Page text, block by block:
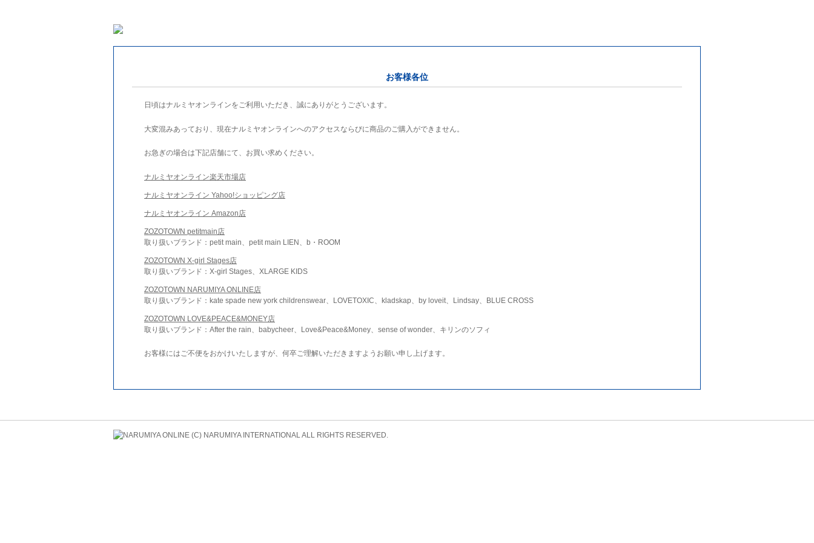
お客様各位
日頃はナルミヤオンラインをご利用いただき、誠にありがとうございます。
大変混みあっており、現在ナルミヤオンラインへのアクセスならびに商品のご購入ができません。
お急ぎの場合は下記店舗にて、お買い求めください。
ナルミヤオンライン楽天市場店
ナルミヤオンライン Yahoo!ショッピング店
ナルミヤオンライン Amazon店
ZOZOTOWN petitmain店
取り扱いブランド：petit main、petit main LIEN、b・ROOM
ZOZOTOWN X-girl Stages店
取り扱いブランド：X-girl Stages、XLARGE KIDS
ZOZOTOWN NARUMIYA ONLINE店
取り扱いブランド：kate spade new york childrenswear、LOVETOXIC、kladskap、by loveit、Lindsay、BLUE CROSS
ZOZOTOWN LOVE&PEACE&MONEY店
取り扱いブランド：After the rain、babycheer、Love&Peace&Money、sense of wonder、キリンのソフィ
お客様にはご不便をおかけいたしますが、何卒ご理解いただきますようお願い申し上げます。